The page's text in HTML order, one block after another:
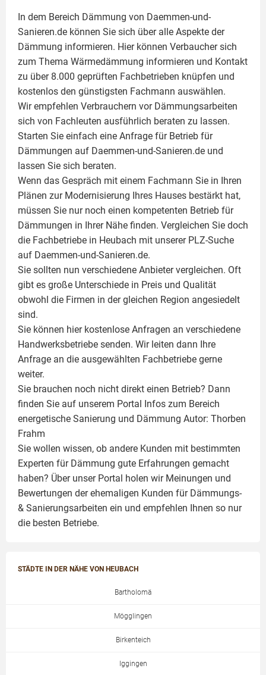
In dem Bereich Dämmung von Daemmen-und-
Sanieren.de können Sie sich über alle Aspekte der
Dämmung informieren. Hier können Verbaucher sich
zum Thema Wärmedämmung informieren und Kontakt
zu über 8.000 geprüften Fachbetrieben knüpfen und
kostenlos den günstigsten Fachmann auswählen.
Wir empfehlen Verbrauchern vor Dämmungsarbeiten
sich von Fachleuten ausführlich beraten zu lassen.
Starten Sie einfach eine Anfrage für Betrieb für
Dämmungen auf Daemmen-und-Sanieren.de und
lassen Sie sich beraten.
Wenn das Gespräch mit einem Fachmann Sie in Ihren
Plänen zur Modernisierung Ihres Hauses bestärkt hat,
müssen Sie nur noch einen kompetenten Betrieb für
Dämmungen in Ihrer Nähe finden. Vergleichen Sie doch
die Fachbetriebe in Heubach mit unserer PLZ-Suche
auf Daemmen-und-Sanieren.de.
Sie sollten nun verschiedene Anbieter vergleichen. Oft
gibt es große Unterschiede in Preis und Qualität
obwohl die Firmen in der gleichen Region angesiedelt
sind.
Sie können hier kostenlose Anfragen an verschiedene
Handwerksbetriebe senden. Wir leiten dann Ihre
Anfrage an die ausgewählten Fachbetriebe gerne
weiter.
Sie brauchen noch nicht direkt einen Betrieb? Dann
finden Sie auf unserem Portal Infos zum Bereich
energetische Sanierung und Dämmung Autor: Thorben
Frahm
Sie wollen wissen, ob andere Kunden mit bestimmten
Experten für Dämmung gute Erfahrungen gemacht
haben? Über unser Portal holen wir Meinungen und
Bewertungen der ehemaligen Kunden für Dämmungs-
& Sanierungsarbeiten ein und empfehlen Ihnen so nur
die besten Betriebe.
STÄDTE IN DER NÄHE VON HEUBACH
Bartholomä
Mögglingen
Birkenteich
Iggingen